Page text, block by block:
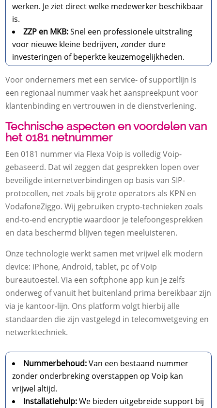
werken. Je ziet direct welke medewerker beschikbaar
is.
ZZP en MKB:Snel een professionele uitstraling
voor nieuwe kleine bedrijven, zonder dure
investeringen of beperkte keuzemogelijkheden.
Voor ondernemers met een service- of supportlijn is
een regionaal nummer vaak het aanspreekpunt voor
klantenbinding en vertrouwen in de dienstverlening.
Technische aspecten en voordelen van
het 0181 netnummer
Een 0181 nummer via Flexa Voip is volledig Voip-
gebaseerd. Dat wil zeggen dat gesprekken lopen over
beveiligde internetverbindingen op basis van SIP-
protocollen, net zoals bij grote operators als KPN en
VodafoneZiggo. Wij gebruiken crypto-technieken zoals
end-to-end encryptie waardoor je telefoongesprekken
en data beschermd blijven tegen meeluisteren.
Onze technologie werkt samen met vrijwel elk modern
device: iPhone, Android, tablet, pc of Voip
bureautoestel. Via een softphone app kun je zelfs
onderweg of vanuit het buitenland prima bereikbaar zijn
via je kantoor-lijn. Ons platform volgt hierbij alle
standaarden die zijn vastgelegd in telecomwetgeving en
netwerktechniek.
Nummerbehoud:Van een bestaand nummer
zonder onderbreking overstappen op Voip kan
vrijwel altijd.
Installatiehulp:We bieden uitgebreide support bij